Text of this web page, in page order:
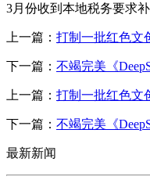
3月份收到本地税务要求
上一篇： 打制一批红色文
下一篇： 不竭完美《
上一篇： 打制一批红色文
下一篇： 不竭完美《
最新新闻